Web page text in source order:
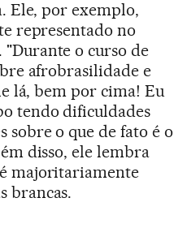
Ele, por exemplo,
representado no
o curso de
afrobrasilidade e
lá, bem por cima! Eu
tendo dificuldades
sobre o que de fato é o
disso, ele lembra
majoritariamente
brancas.